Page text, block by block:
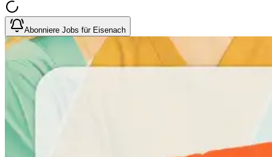
Abonniere Jobs für Eisenach